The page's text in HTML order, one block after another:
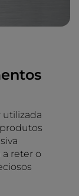
a reter o